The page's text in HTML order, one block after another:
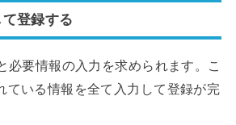
登録する
必要情報の入力を求められます。こ
ている情報を全て入力して登録が完